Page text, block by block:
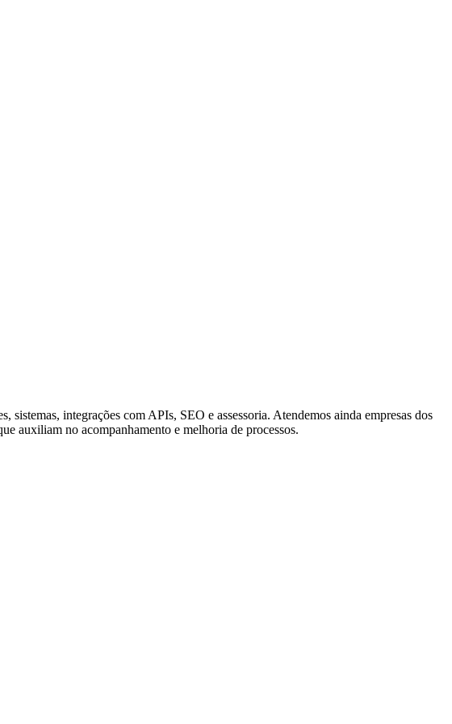
sistemas, integrações com APIs, SEO e assessoria. Atendemos ainda empresas dos
auxiliam no acompanhamento e melhoria de processos.